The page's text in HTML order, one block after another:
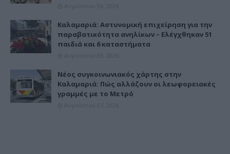
Καλαμαριά: Αστυνομική επιχείρηση για την
παραβατικότητα ανηλίκων – Ελέγχθηκαν 51
παιδιά και 6 καταστήματα
Νέος συγκοινωνιακός χάρτης στην
Καλαμαριά: Πώς αλλάζουν οι λεωφορειακές
γραμμές με το Μετρό